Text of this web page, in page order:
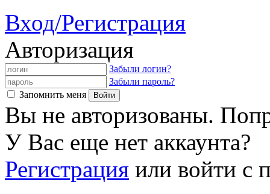
Вход/Регистрация
Авторизация
Забыли логин?
Забыли пароль?
Запомнить меня
Вы не авторизованы.
У Вас еще нет аккаунта?
Регистрация или войти с